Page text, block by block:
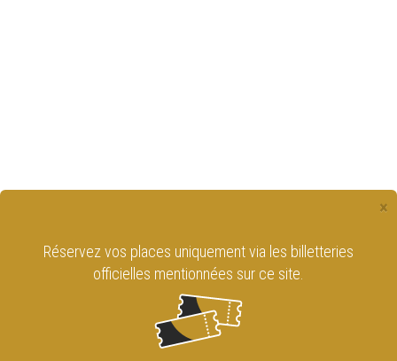
×
Réservez vos places uniquement via les billetteries
officielles mentionnées sur ce site.